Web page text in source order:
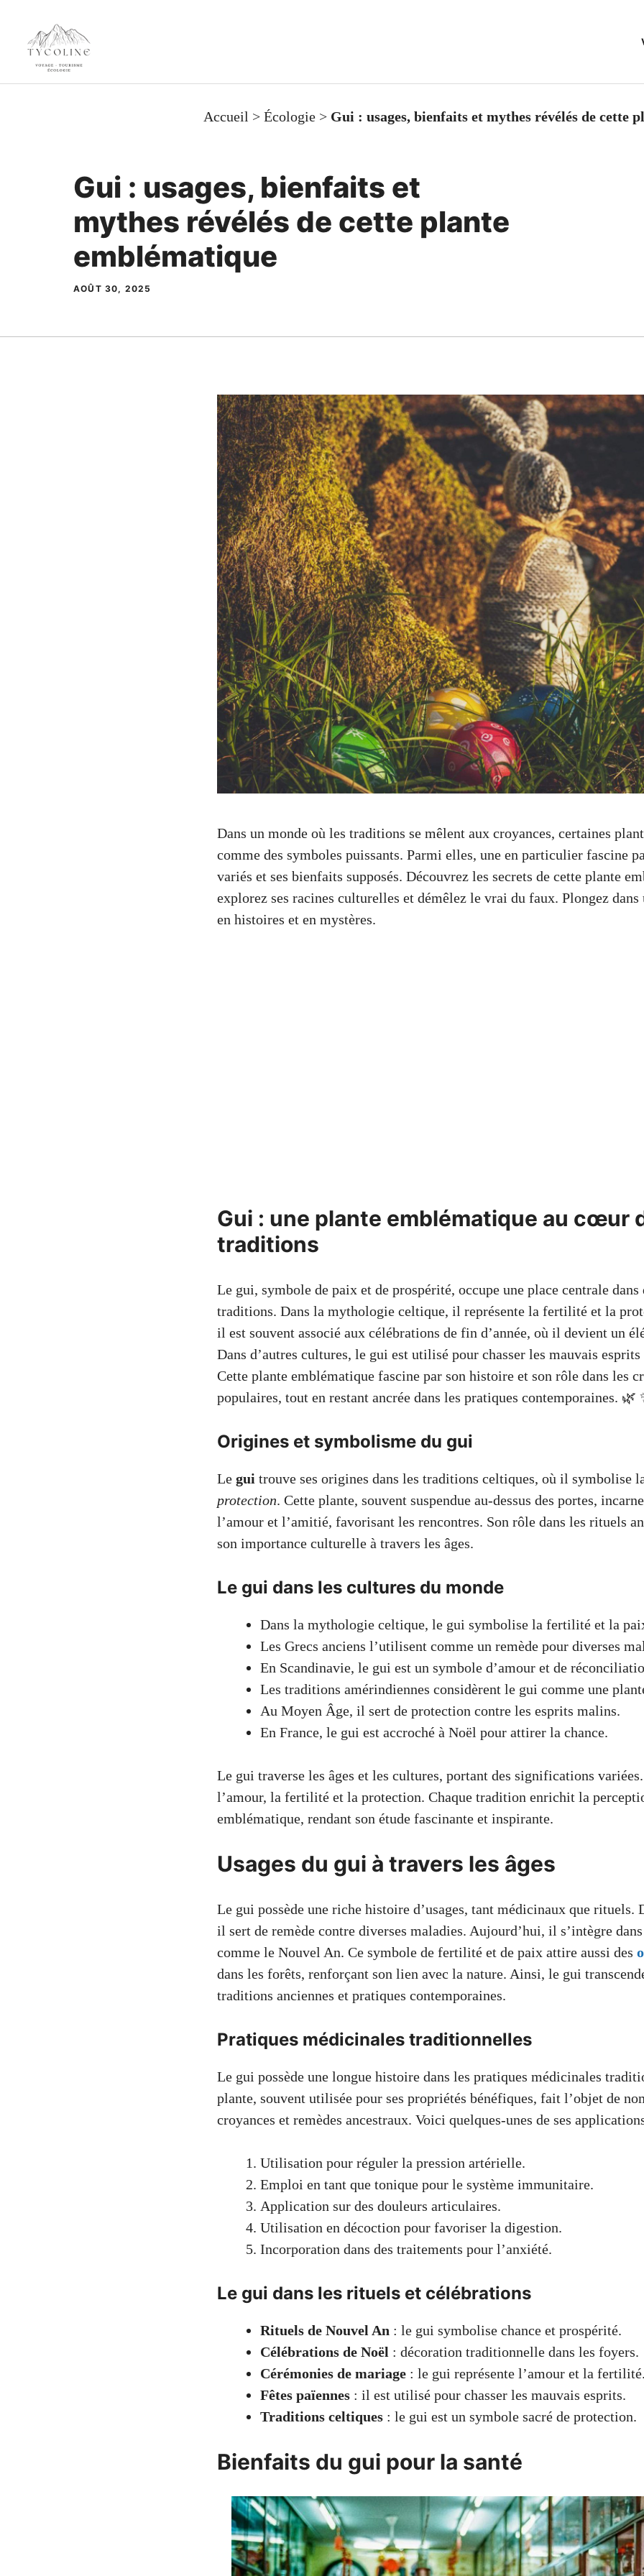
contenu
Accueil > Écologie> Gui : usages, bienfaits et mythes révélés de cette
Gui : usages, bienfaits et
mythes révélés de cette plante
emblématique
AOÛT 30, 2025
Dans un monde où les traditions se mêlent aux croyances, certaines
comme des symboles puissants. Parmi elles, une en particulier fascine
variés et ses bienfaits supposés. Découvrez les secrets de cette plante
explorez ses racines culturelles et démêlez le vrai du faux. Plongez
en histoires et en mystères.
Gui : une plante emblématique au cœur
traditions
Le gui, symbole de paix et de prospérité, occupe une place centrale dans
traditions. Dans la mythologie celtique, il représente la fertilité et la
il est souvent associé aux célébrations de fin d’année, où il devient un
Dans d’autres cultures, le gui est utilisé pour chasser les mauvais
Cette plante emblématique fascine par son histoire et son rôle dans les
populaires, tout en restant ancrée dans les pratiques contemporaines. 🌿
Origines et symbolisme du gui
Le gui trouve ses origines dans les traditions celtiques, où il symbolise
protection. Cette plante, souvent suspendue au-dessus des portes,
l’amour et l’amitié, favorisant les rencontres. Son rôle dans les rituels
son importance culturelle à travers les âges.
Le gui dans les cultures du monde
Dans la mythologie celtique, le gui symbolise la fertilité et la
Les Grecs anciens l’utilisent comme un remède pour diverses
En Scandinavie, le gui est un symbole d’amour et de
Les traditions amérindiennes considèrent le gui comme une
Au Moyen Âge, il sert de protection contre les esprits malins.
En France, le gui est accroché à Noël pour attirer la chance.
Le gui traverse les âges et les cultures, portant des significations
l’amour, la fertilité et la protection. Chaque tradition enrichit la
emblématique, rendant son étude fascinante et inspirante.
Usages du gui à travers les âges
Le gui possède une riche histoire d’usages, tant médicinaux que rituels.
il sert de remède contre diverses maladies. Aujourd’hui, il s’intègre
comme le Nouvel An. Ce symbole de fertilité et de paix attire aussi des
dans les forêts, renforçant son lien avec la nature. Ainsi, le gui
traditions anciennes et pratiques contemporaines.
Pratiques médicinales traditionnelles
Le gui possède une longue histoire dans les pratiques médicinales
plante, souvent utilisée pour ses propriétés bénéfiques, fait l’objet de
croyances et remèdes ancestraux. Voici quelques-unes de ses
Utilisation pour réguler la pression artérielle.
Emploi en tant que tonique pour le système immunitaire.
Application sur des douleurs articulaires.
Utilisation en décoction pour favoriser la digestion.
Incorporation dans des traitements pour l’anxiété.
Le gui dans les rituels et célébrations
Rituels de Nouvel An : le gui symbolise chance et prospérité.
Célébrations de Noël : décoration traditionnelle dans les foyers.
Cérémonies de mariage : le gui représente l’amour et la
Fêtes païennes : il est utilisé pour chasser les mauvais esprits.
Traditions celtiques : le gui est un symbole sacré de protection.
Bienfaits du gui pour la santé